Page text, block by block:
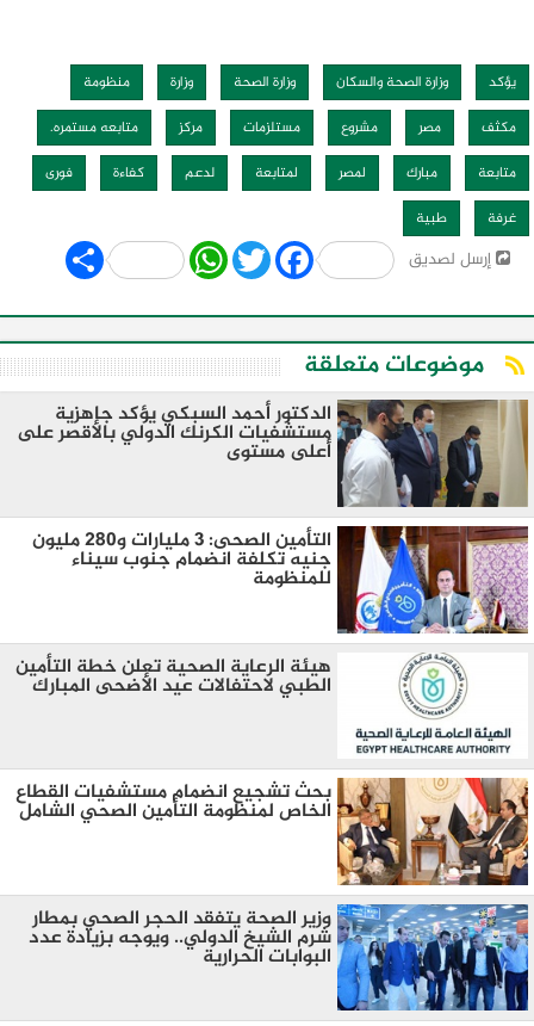
يؤكد وزارة الصحة والسكان وزارة الصحة وزارة
منظومة
مكثف
مصر مشروع مستلزمات مركز
متابعه مستمره.
متابعة
مبارك لمصر لمتابعة لدعم كفاءة
فورى
غرفة
طبية
إرسل لصديق Share WhatsApp
Twitter Facebook
موضوعات متعلقة
الدكتور أحمد السبكي يؤكد جاهزية
مستشفيات الكرنك الدولي بالأقصر على
أعلى مستوى
التأمين الصحى: 3 مليارات و280 مليون
جنيه تكلفة انضمام جنوب سيناء
للمنظومة
هيئة الرعاية الصحية تعلن خطة التأمين
الطبي لاحتفالات عيد الأضحى المبارك
بحث تشجيع انضمام مستشفيات القطاع
الخاص لمنظومة التأمين الصحي الشامل
وزير الصحة يتفقد الحجر الصحي بمطار
شرم الشيخ الدولي.. ويوجه بزيادة عدد
البوابات الحرارية